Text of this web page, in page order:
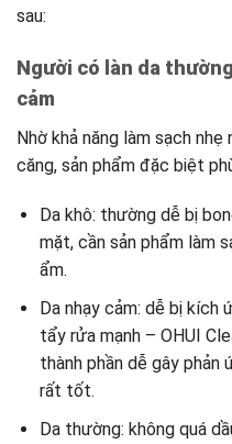
sau:
Người có làn da
cảm
Nhờ khả năng làm sạch
căng, sản phẩm đặc biệt
Da khô: thường dễ bị
mặt, cần sản phẩm làm
ẩm.
Da nhạy cảm: dễ bị kích
tẩy rửa mạnh – OHUI
thành phần dễ gây phản
rất tốt.
Da thường: không quá